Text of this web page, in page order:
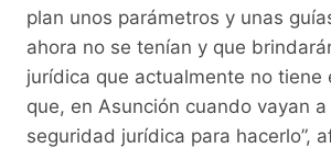
plan unos parámetros y unas
ahora no se tenían y que
jurídica que actualmente no tiene
que, en Asunción cuando vayan
seguridad jurídica para hacerlo”,